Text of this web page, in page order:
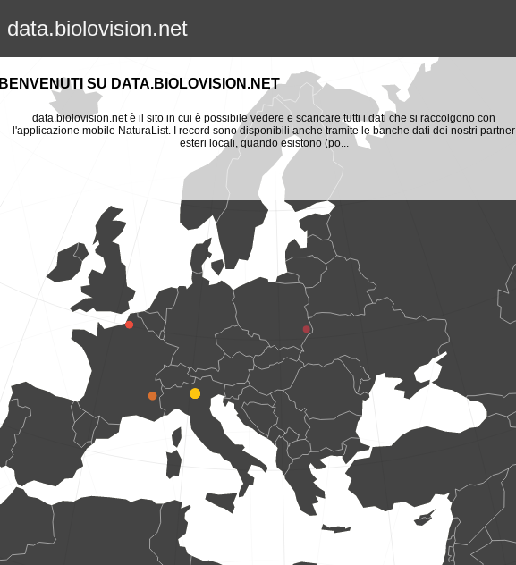
data.biolovision.net
BENVENUTI SU DATA.BIOLOVISION.NET
data.biolovision.net è il sito in cui è possibile vedere e scaricare tutti i dati che si raccolgono con
l'applicazione mobile NaturaList. I record sono disponibili anche tramite le banche dati dei nostri partner
esteri locali, quando esistono (po...